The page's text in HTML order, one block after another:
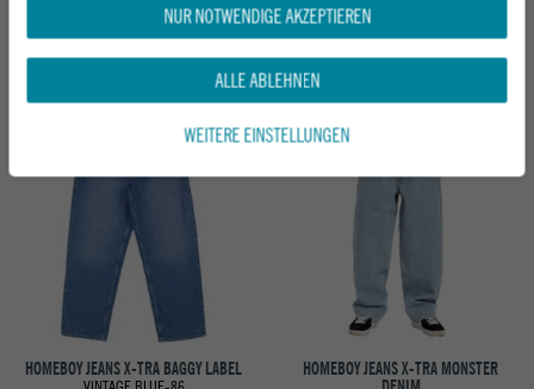
UVP 39,95 €
32,95 €
ab 109,95 €
HOMEBOY JEANS X-TRA BAGGY LABEL HOMEBOY JEANS X-TRA MONSTER
NUR NOTWENDIGE AKZEPTIEREN
ALLE ABLEHNEN
WEITERE EINSTELLUNGEN